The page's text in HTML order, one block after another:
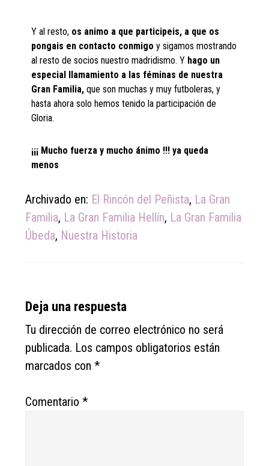
Y al resto, os animo a que participeis, a que os
pongais en contacto conmigoy sigamos mostrando
al resto de socios nuestro madridismo. Y hago un
especial llamamiento a las féminas de nuestra
Gran Familia, que son muchas y muy futboleras, y
hasta ahora solo hemos tenido la participación de
Gloria.
¡¡¡ Mucho fuerza y mucho ánimo !!! ya queda
menos
Archivado en: El Rincón del Peñista, La Gran
Familia, La Gran Familia Hellín, La Gran Familia
Úbeda, Nuestra Historia
Reader
Interactions
Deja una respuesta
Tu dirección de correo electrónico no será
publicada. Los campos obligatorios están
marcados con*
Comentario*